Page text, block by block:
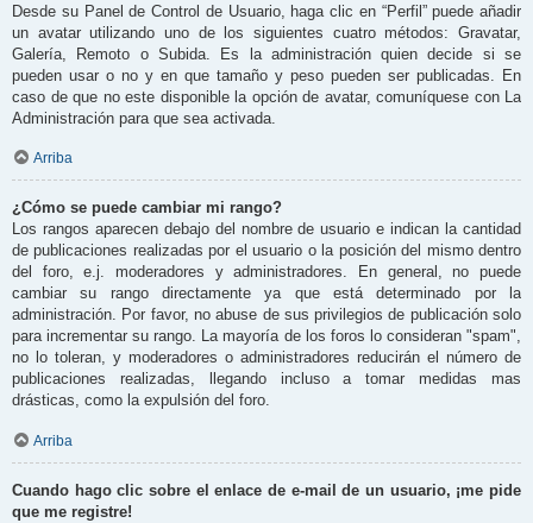
Desde su Panel de Control de Usuario, haga clic en “Perfil” puede añadir
un avatar utilizando uno de los siguientes cuatro métodos: Gravatar,
Galería, Remoto o Subida. Es la administración quien decide si se
pueden usar o no y en que tamaño y peso pueden ser publicadas. En
caso de que no este disponible la opción de avatar, comuníquese con La
Administración para que sea activada.
Arriba
¿Cómo se puede cambiar mi rango?
Los rangos aparecen debajo del nombre de usuario e indican la cantidad
de publicaciones realizadas por el usuario o la posición del mismo dentro
del foro, e.j. moderadores y administradores. En general, no puede
cambiar su rango directamente ya que está determinado por la
administración. Por favor, no abuse de sus privilegios de publicación solo
para incrementar su rango. La mayoría de los foros lo consideran "spam",
no lo toleran, y moderadores o administradores reducirán el número de
publicaciones realizadas, llegando incluso a tomar medidas mas
drásticas, como la expulsión del foro.
Arriba
Cuando hago clic sobre el enlace de e-mail de un usuario, ¡me pide
que me registre!